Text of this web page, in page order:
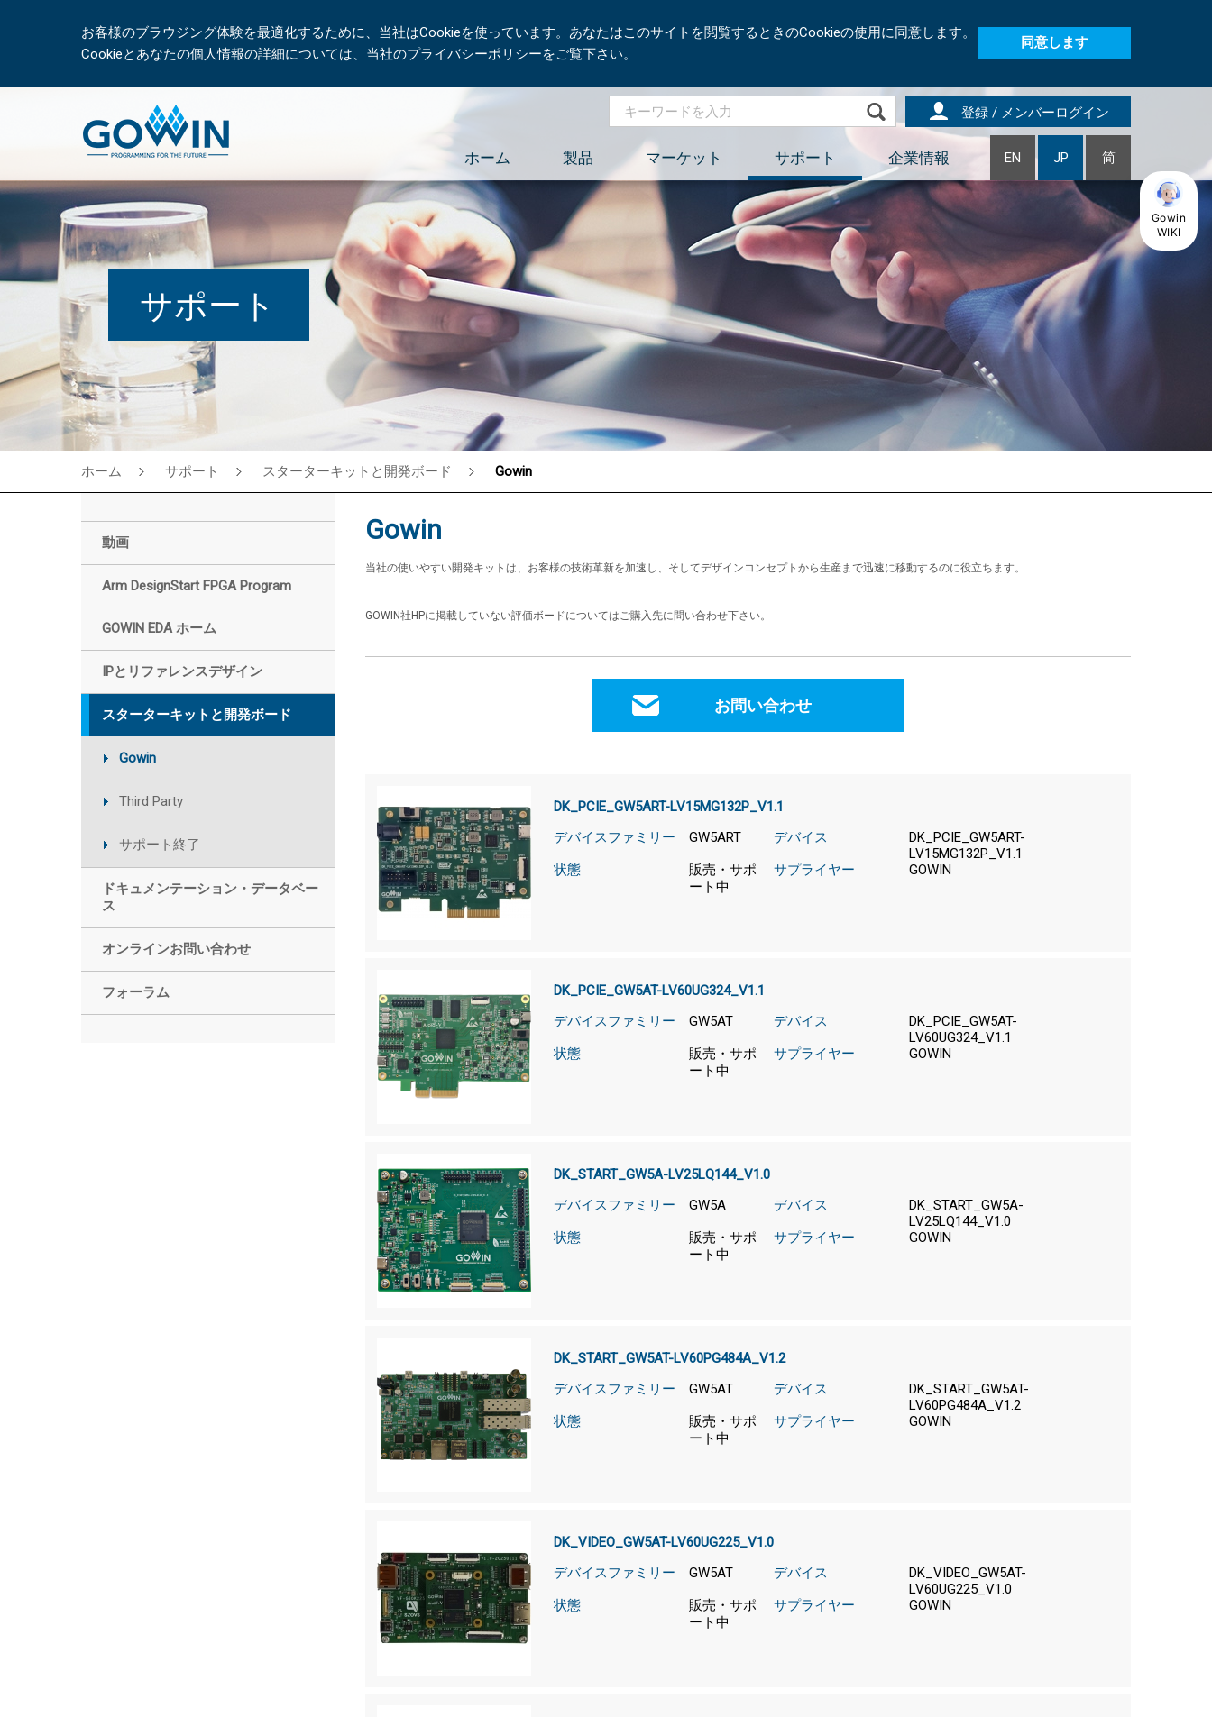
お客様のブラウジング体験を最適化するために、当社はCookieを使っています。あなたはこのサイトを閲覧するときのCookieの使用に同意します。
Cookieとあなたの個人情報の詳細については、当社のプライバシーポリシーをご覧下さい。
同意します
登録 / メンバーログイン
ホーム 製品 マーケット サポート 企業情報 EN JP 简
サポート
ホーム サポート スターターキットと開発ボード Gowin
動画
Arm DesignStart FPGA Program
GOWIN EDA ホーム
IPとリファレンスデザイン
スターターキットと開発ボード
Gowin
Third Party
サポート終了
ドキュメンテーション・データベー
ス
オンラインお問い合わせ
フォーラム
Gowin
当社の使いやすい開発キットは、お客様の技術革新を加速し、そしてデザインコンセプトから生産まで迅速に移動するのに役立ちます。
GOWIN社HPに掲載していない評価ボードについてはご購入先に問い合わせ下さい。
お問い合わせ
DK_PCIE_GW5ART-LV15MG132P_V1.1
デバイスファミリー
GW5ART デバイス
DK_PCIE_GW5ART-
LV15MG132P_V1.1
状態
販売・サポ
ート中
サプライヤー GOWIN
DK_PCIE_GW5AT-LV60UG324_V1.1
デバイスファミリー
GW5AT デバイス
DK_PCIE_GW5AT-
LV60UG324_V1.1
状態
販売・サポ
ート中
サプライヤー GOWIN
DK_START_GW5A-LV25LQ144_V1.0
デバイスファミリー
GW5A デバイス
DK_START_GW5A-
LV25LQ144_V1.0
状態
販売・サポ
ート中
サプライヤー GOWIN
DK_START_GW5AT-LV60PG484A_V1.2
デバイスファミリー
GW5AT デバイス
DK_START_GW5AT-
LV60PG484A_V1.2
状態
販売・サポ
ート中
サプライヤー GOWIN
DK_VIDEO_GW5AT-LV60UG225_V1.0
デバイスファミリー
GW5AT デバイス
DK_VIDEO_GW5AT-
LV60UG225_V1.0
状態
販売・サポ
ート中
サプライヤー GOWIN
Gowin
WIKI